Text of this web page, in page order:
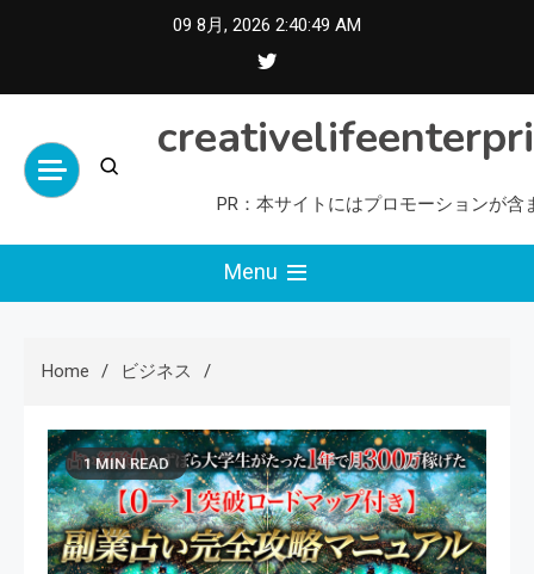
09 8月, 2026 2:40:50 AM
PR：本サイトにはプロモーションが含
Menu
Home ビジネス
1 MIN READ